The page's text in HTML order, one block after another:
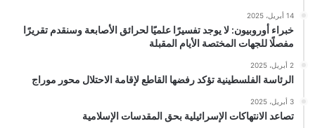
14 أبريل، 2025
خبراء أوروبيون: لا يوجد تفسيرًا علميًا لحرائق الأصابعة وسنقدم تقريرًا
مفصلًا للجهات المختصة الأيام المقبلة
2 أبريل، 2025
الرئاسة الفلسطينية تؤكد رفضها القاطع لإقامة الاحتلال محور موراج
3 أبريل، 2025
تصاعد الانتهاكات الإسرائيلية بحق المقدسات الإسلامية